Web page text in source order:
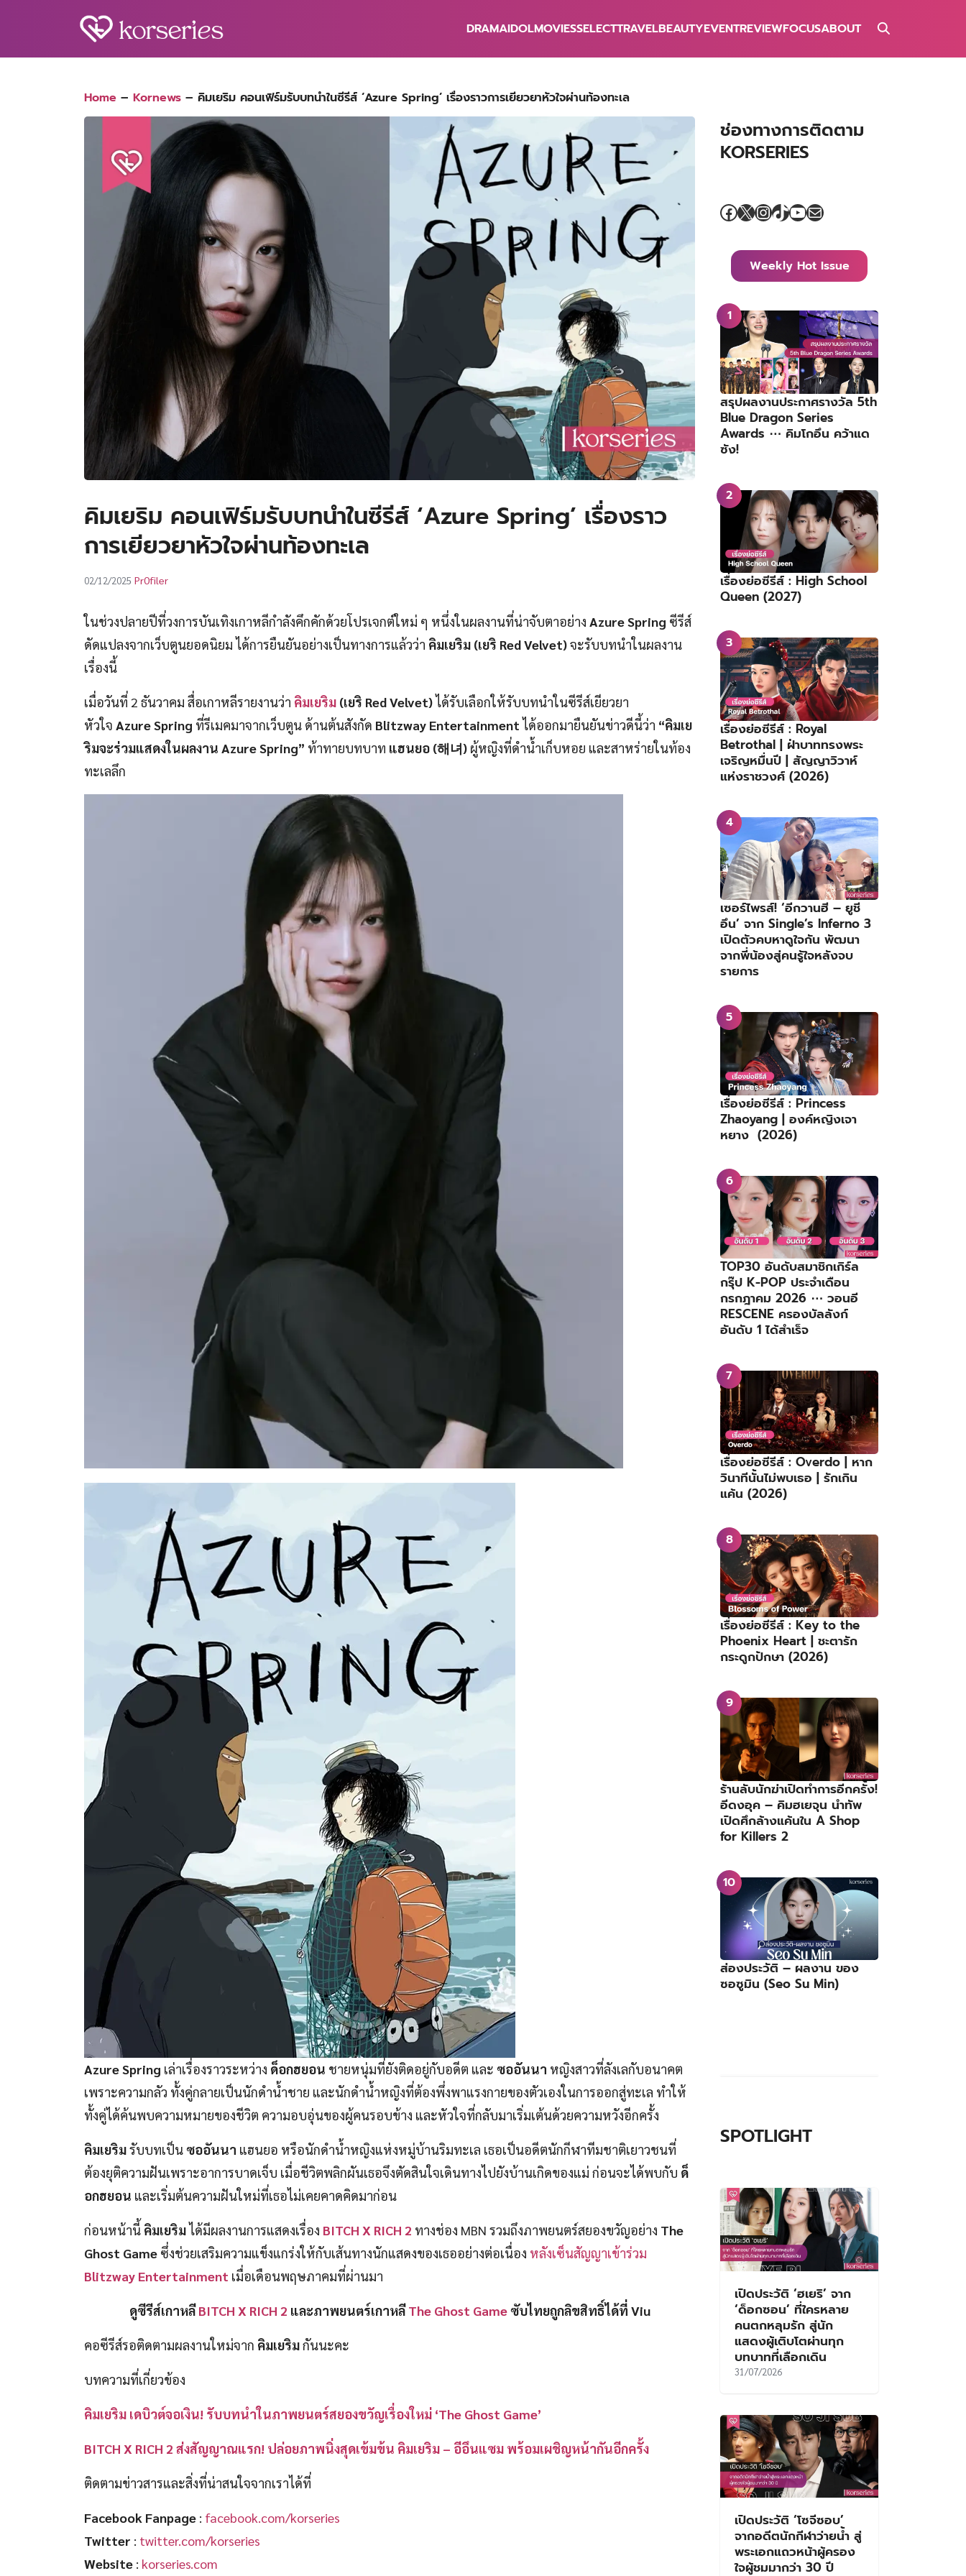
DRAMAIDOLMOVIESSELECTTRAVELBEAUTYEVENTREVIEWFOCUSABOUT
Home – Kornews – คิมเยริม คอนเฟิร์มรับบทนำในซีรีส์ ‘Azure Spring’ เรื่องราวการเยียวยาหัวใจผ่านท้องทะเล
คิมเยริม คอนเฟิร์มรับบทนำในซีรีส์ ‘Azure Spring’ เรื่องราว
การเยียวยาหัวใจผ่านท้องทะเล
02/12/2025 Pr0filer
ในช่วงปลายปีที่วงการบันเทิงเกาหลีกำลังคึกคักด้วยโปรเจกต์ใหม่ ๆ หนึ่งในผลงานที่น่าจับตาอย่าง Azure Spring ซีรีส์
ดัดแปลงจากเว็บตูนยอดนิยม ได้การยืนยันอย่างเป็นทางการแล้วว่า คิมเยริม (เยริ Red Velvet)จะรับบทนำในผลงาน
เรื่องนี้
เมื่อวันที่ 2 ธันวาคม สื่อเกาหลีรายงานว่า คิมเยริม (เยริ Red Velvet)ได้รับเลือกให้รับบทนำในซีรีส์เยียวยา
หัวใจ Azure Spring ที่รีเมคมาจากเว็บตูน ด้านต้นสังกัด Blitzway Entertainment ได้ออกมายืนยันข่าวดีนี้ว่า “คิมเย
ริมจะร่วมแสดงในผลงาน Azure Spring” ท้าทายบทบาท แฮนยอ (해녀) ผู้หญิงที่ดำน้ำเก็บหอย และสาหร่ายในท้อง
ทะเลลึก
Azure Spring เล่าเรื่องราวระหว่าง ด็อกฮยอน ชายหนุ่มที่ยังติดอยู่กับอดีต และ ซออันนา หญิงสาวที่ลังเลกับอนาคต
เพราะความกลัว ทั้งคู่กลายเป็นนักดำน้ำชาย และนักดำน้ำหญิงที่ต้องพึ่งพาแรงกายของตัวเองในการออกสู่ทะเล ทำให้
ทั้งคู่ได้ค้นพบความหมายของชีวิต ความอบอุ่นของผู้คนรอบข้าง และหัวใจที่กลับมาเริ่มเต้นด้วยความหวังอีกครั้ง
คิมเยริมรับบทเป็นซออันนา แฮนยอ หรือนักดำน้ำหญิงแห่งหมู่บ้านริมทะเล เธอเป็นอดีตนักกีฬาทีมชาติเยาวชนที่
ต้องยุติความฝันเพราะอาการบาดเจ็บ เมื่อชีวิตพลิกผันเธอจึงตัดสินใจเดินทางไปยังบ้านเกิดของแม่ ก่อนจะได้พบกับ ด็
อกฮยอน และเริ่มต้นความฝันใหม่ที่เธอไม่เคยคาดคิดมาก่อน
ก่อนหน้านี้ คิมเยริมได้มีผลงานการแสดงเรื่อง BITCH X RICH 2 ทางช่อง MBN รวมถึงภาพยนตร์สยองขวัญอย่าง The
Ghost Game ซึ่งช่วยเสริมความแข็งแกร่งให้กับเส้นทางนักแสดงของเธออย่างต่อเนื่อง หลังเซ็นสัญญาเข้าร่วม
Blitzway Entertainment เมื่อเดือนพฤษภาคมที่ผ่านมา
ดูซีรีส์เกาหลีBITCH X RICH 2 และภาพยนตร์เกาหลีThe Ghost Gameซับไทยถูกลิขสิทธิ์ได้ที่ Viu
คอซีรีส์รอติดตามผลงานใหม่จาก คิมเยริมกันนะคะ
บทความที่เกี่ยวข้อง
คิมเยริม เดบิวต์จอเงิน! รับบทนำในภาพยนตร์สยองขวัญเรื่องใหม่ ‘The Ghost Game’
BITCH X RICH 2 ส่งสัญญาณแรก! ปล่อยภาพนิ่งสุดเข้มข้น คิมเยริม – อีอึนแซม พร้อมเผชิญหน้ากันอีกครั้ง
ติดตามข่าวสารและสิ่งที่น่าสนใจจากเราได้ที่
Facebook Fanpage : facebook.com/korseries
Twitter : twitter.com/korseries
Website : korseries.com
ช่องทางการติดตาม
KORSERIES
Facebook
X Instagram
TikTok
YouTube
Mail
Weekly Hot Issue
สรุปผลงานประกาศรางวัล 5th
Blue Dragon Series
Awards ⋯ คิมโกอึน คว้าแด
ซัง!
เรื่องย่อซีรีส์ : High School
Queen (2027)
เรื่องย่อซีรีส์ : Royal
Betrothal | ฝ่าบาททรงพระ
เจริญหมื่นปี | สัญญาวิวาห์
แห่งราชวงศ์ (2026)
เซอร์ไพรส์! ‘อีกวานฮี – ยูชี
อึน’ จาก Single’s Inferno 3
เปิดตัวคบหาดูใจกัน พัฒนา
จากพี่น้องสู่คนรู้ใจหลังจบ
รายการ
เรื่องย่อซีรีส์ : Princess
Zhaoyang | องค์หญิงเจา
หยาง (2026)
TOP30 อันดับสมาชิกเกิร์ล
กรุ๊ป K-POP ประจำเดือน
กรกฎาคม 2026 ⋯ วอนอี
RESCENE ครองบัลลังก์
อันดับ 1 ได้สำเร็จ
เรื่องย่อซีรีส์ : Overdo | หาก
วินาทีนั้นไม่พบเธอ | รักเกิน
แค้น (2026)
เรื่องย่อซีรีส์ : Key to the
Phoenix Heart | ชะตารัก
กระดูกปักษา (2026)
ร้านลับนักฆ่าเปิดทำการอีกครั้ง!
อีดงอุค – คิมฮเยจุน นำทัพ
เปิดศึกล้างแค้นใน A Shop
for Killers 2
ส่องประวัติ – ผลงาน ของ
ซอซูมิน (Seo Su Min)
SPOTLIGHT
เปิดประวัติ ‘ฮเยริ’ จาก
‘ด็อกซอน’ ที่ใครหลาย
คนตกหลุมรัก สู่นัก
แสดงผู้เติบโตผ่านทุก
บทบาทที่เลือกเดิน
31/07/2026
เปิดประวัติ ‘โซจีซอบ’
จากอดีตนักกีฬาว่ายน้ำ สู่
พระเอกแถวหน้าผู้ครอง
ใจผู้ชมมากว่า 30 ปี